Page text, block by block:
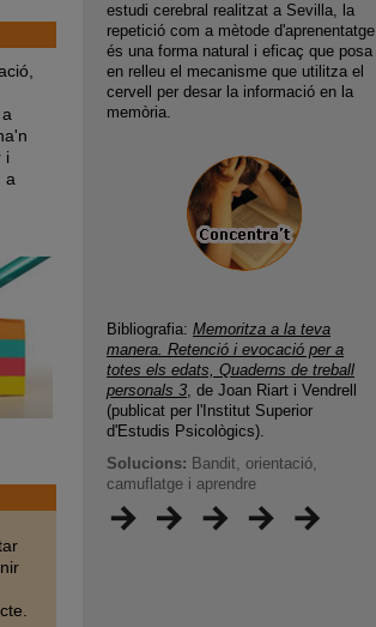
i
a
estudi cerebral realitzat a Sevilla, la
repetició com a mètode d'aprenentatge
és una forma natural i eficaç que posa
en relleu el mecanisme que utilitza el
cervell per desar la informació en la
memòria.
Bibliografia: Memoritza a la teva
manera. Retenció i evocació per a
totes els edats, Quaderns de treball
personals 3, de Joan Riart i Vendrell
(publicat per l'Institut Superior
d'Estudis Psicològics).
Solucions: Bandit, orientació,
camuflatge i aprendre